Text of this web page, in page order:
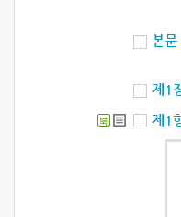
본문
제1
북 제1